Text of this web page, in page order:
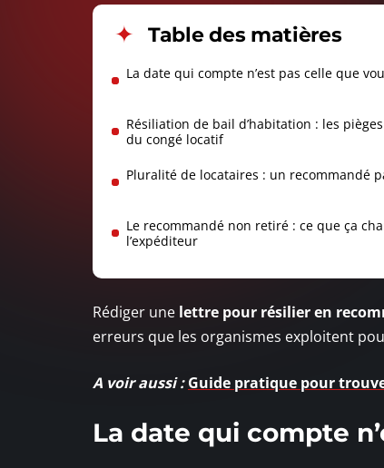
Table des matières
La date qui compte n’est pas celle que
Résiliation de bail d’habitation : les
du congé locatif
Pluralité de locataires : un recommandé
Le recommandé non retiré : ce que ça
l’expéditeur
Rédiger une lettre pour résilier en
erreurs que les organismes exploitent
A voir aussi : Guide pratique pour
La date qui compte